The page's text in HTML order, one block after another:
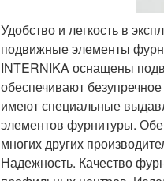
Удобство и легкость в
подвижные элементы
INTERNIKA оснащены
обеспечивают
имеют специальные
элементов фурнитуры.
многих других
Надежность. Качество